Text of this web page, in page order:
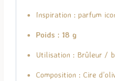
Inspiration : parfum
Poids : 18 g
Utilisation : Brûleur /
Composition : Cire